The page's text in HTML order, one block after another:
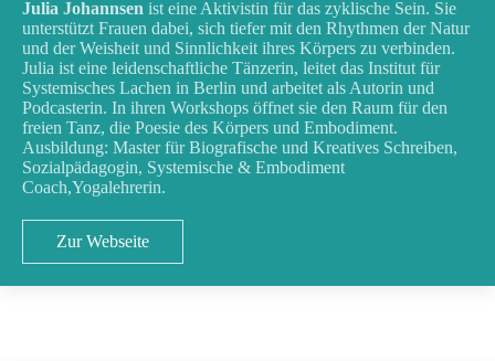
Julia Johannsen ist eine Aktivistin für das zyklische Sein. Sie
unterstützt Frauen dabei, sich tiefer mit den Rhythmen der Natur
und der Weisheit und Sinnlichkeit ihres Körpers zu verbinden.
Julia ist eine leidenschaftliche Tänzerin, leitet das Institut für
Systemisches Lachen in Berlin und arbeitet als Autorin und
Podcasterin. In ihren Workshops öffnet sie den Raum für den
freien Tanz, die Poesie des Körpers und Embodiment.
Ausbildung: Master für Biografische und Kreatives Schreiben,
Sozialpädagogin, Systemische & Embodiment
Coach,Yogalehrerin.
Zur Webseite